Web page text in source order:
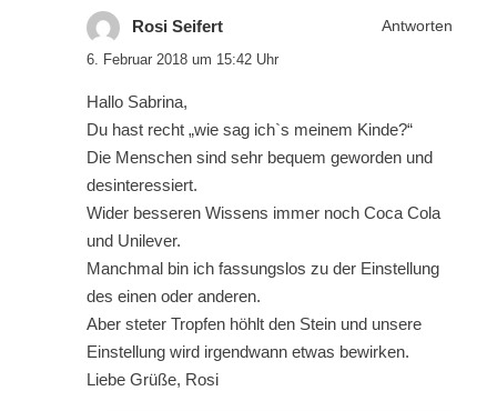
Rosi Seifert
6. Februar 2018 um 15:42 Uhr
Hallo Sabrina,
Du hast recht „wie sag ich`s meinem Kinde?“
Die Menschen sind sehr bequem geworden und
desinteressiert.
Wider besseren Wissens immer noch Coca Cola
und Unilever.
Manchmal bin ich fassungslos zu der Einstellung
des einen oder anderen.
Aber steter Tropfen höhlt den Stein und unsere
Einstellung wird irgendwann etwas bewirken.
Liebe Grüße, Rosi
Antworten